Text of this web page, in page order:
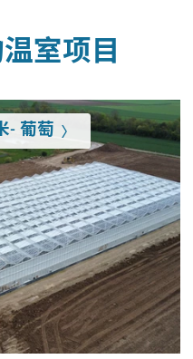
室项目
- 葡萄